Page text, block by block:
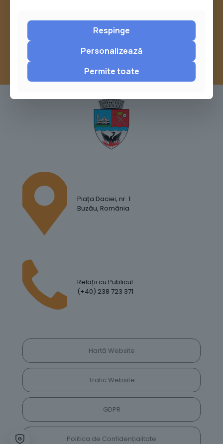
Report
Piața Daciei, nr. 1
Buzău, România
Relații cu Publicul
(+40) 238 723 371
Hartă Website
Trafic Website
GDPR
Politica de Confidențialitate
Respinge
Personalizează
Permite toate